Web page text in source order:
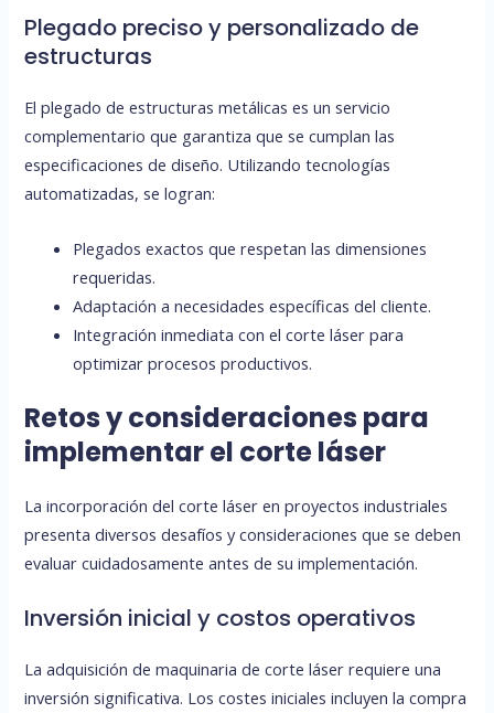
Plegado preciso y personalizado de
estructuras
El plegado de estructuras metálicas es un servicio
complementario que garantiza que se cumplan las
especificaciones de diseño. Utilizando tecnologías
automatizadas, se logran:
Plegados exactos que respetan las dimensiones
requeridas.
Adaptación a necesidades específicas del cliente.
Integración inmediata con el corte láser para
optimizar procesos productivos.
Retos y consideraciones para
implementar el corte láser
La incorporación del corte láser en proyectos industriales
presenta diversos desafíos y consideraciones que se deben
evaluar cuidadosamente antes de su implementación.
Inversión inicial y costos operativos
La adquisición de maquinaria de corte láser requiere una
inversión significativa. Los costes iniciales incluyen la compra